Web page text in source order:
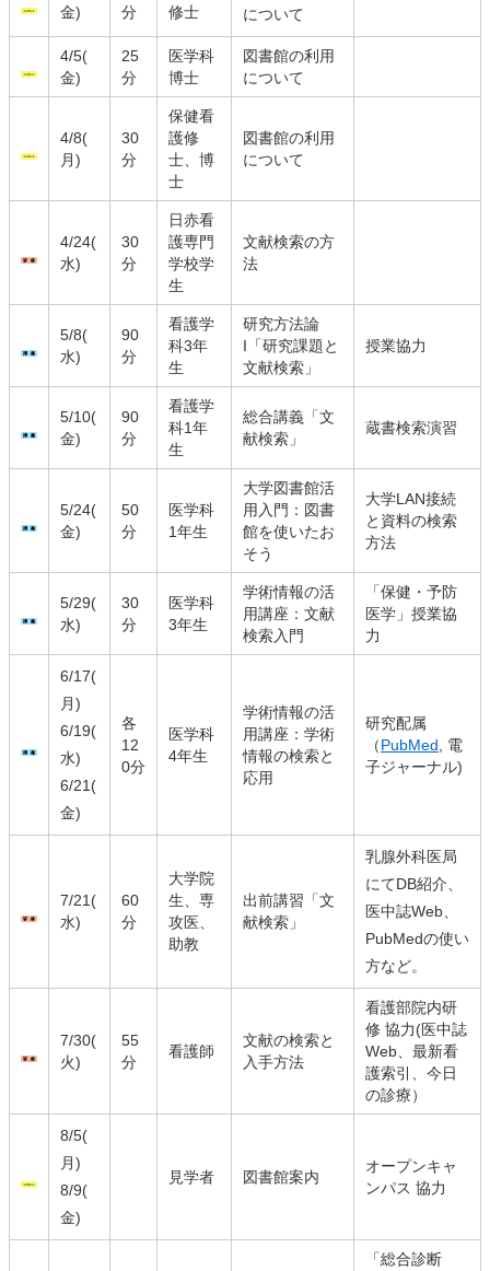
金)
分
修士
について
4/5(
金)
25
分
医学科
博士
図書館の利用
について
4/8(
月)
30
分
保健看
護修
士、博
士
図書館の利用
について
4/24(
水)
30
分
日赤看
護専門
学校学
生
文献検索の方
法
5/8(
水)
90
分
看護学
科3年
生
研究方法論
I「研究課題と
文献検索」
授業協力
5/10(
金)
90
分
看護学
科1年
生
総合講義「文
献検索」
蔵書検索演習
5/24(
金)
50
分
医学科
1年生
大学図書館活
用入門：図書
館を使いたお
そう
大学LAN接続
と資料の検索
方法
5/29(
水)
30
分
医学科
3年生
学術情報の活
用講座：文献
検索入門
「保健・予防
医学」授業協
力
6/17(
月)
6/19(
水)
6/21(
金)
各
12
0分
医学科
4年生
学術情報の活
用講座：学術
情報の検索と
応用
研究配属
（PubMed , 電
子ジャーナル)
7/21(
水)
60
分
大学院
生、専
攻医、
助教
出前講習「文
献検索」
乳腺外科医局
にてDB紹介、
医中誌Web、
PubMedの使い
方など。
7/30(
火)
55
分
看護師
文献の検索と
入手方法
看護部院内研
修 協力(医中誌
Web、最新看
護索引、今日
の診療）
8/5(
月)
8/9(
金)
見学者 図書館案内
オープンキャ
ンパス 協力
「総合診断